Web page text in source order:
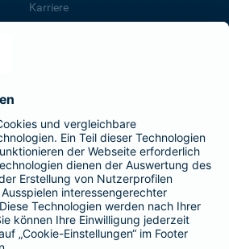
Karriere
Teil der BarmeniaGothaer
BELIEBTE SEITEN
Zusatzversicherung
Tierversicherungen